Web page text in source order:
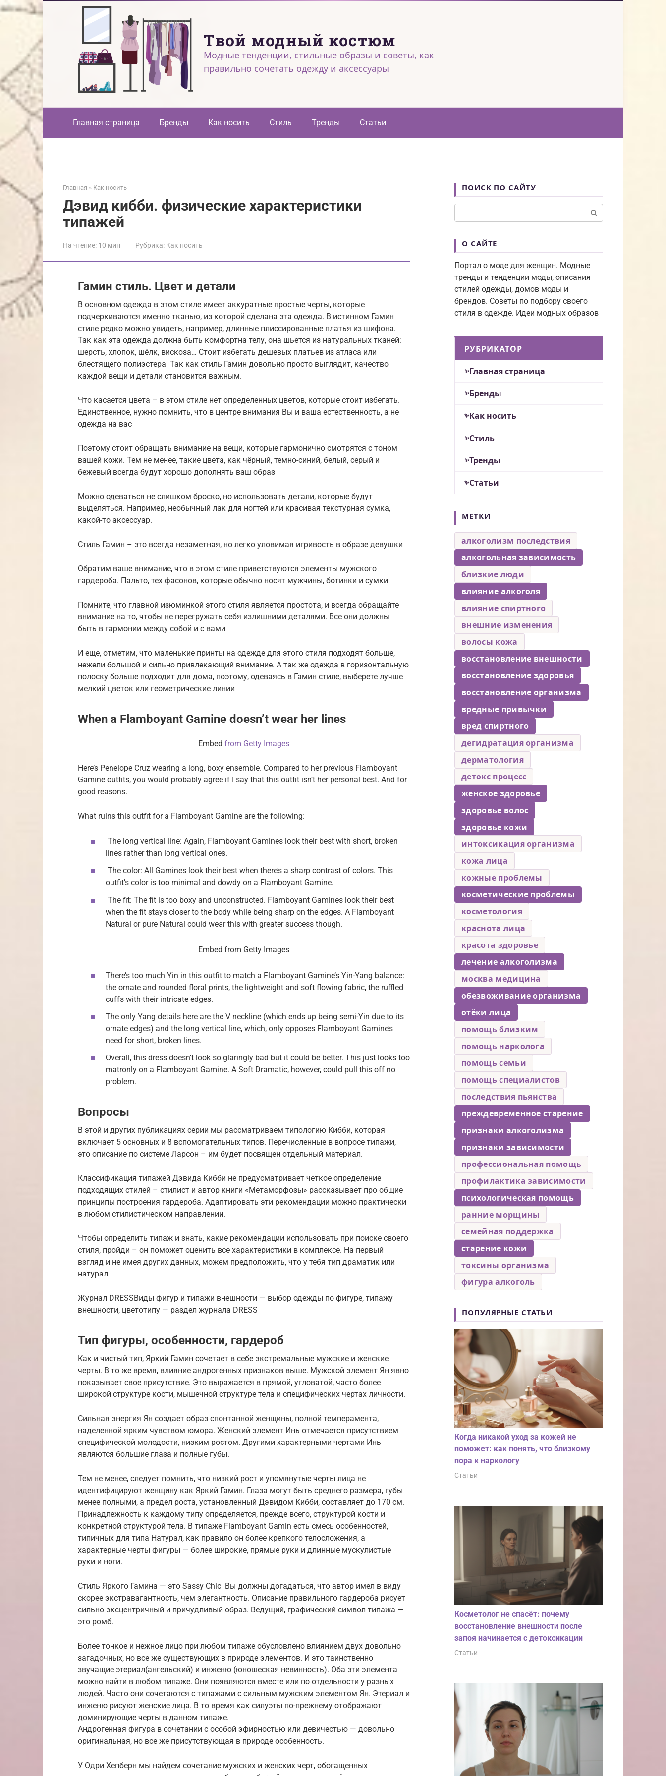
Перейти
Твой модный костюм
Модные тенденции, стильные образы и советы, как
правильно сочетать одежду и аксессуары
Главная страница Бренды Как носить Стиль Тренды Статьи
Главная » Как носить
Дэвид кибби. физические характеристики
типажей
На чтение: 10 мин Рубрика: Как носить
Гамин стиль. Цвет и детали
В основном одежда в этом стиле имеет аккуратные простые черты, которые
подчеркиваются именно тканью, из которой сделана эта одежда. В истинном Гамин
стиле редко можно увидеть, например, длинные плиссированные платья из шифона.
Так как эта одежда должна быть комфортна телу, она шьется из натуральных тканей:
шерсть, хлопок, шёлк, вискоза… Стоит избегать дешевых платьев из атласа или
блестящего полиэстера. Так как стиль Гамин довольно просто выглядит, качество
каждой вещи и детали становится важным.
Что касается цвета – в этом стиле нет определенных цветов, которые стоит избегать.
Единственное, нужно помнить, что в центре внимания Вы и ваша естественность, а не
одежда на вас
Поэтому стоит обращать внимание на вещи, которые гармонично смотрятся с тоном
вашей кожи. Тем не менее, такие цвета, как чёрный, темно-синий, белый, серый и
бежевый всегда будут хорошо дополнять ваш образ
Можно одеваться не слишком броско, но использовать детали, которые будут
выделяться. Например, необычный лак для ногтей или красивая текстурная сумка,
какой-то аксессуар.
Стиль Гамин – это всегда незаметная, но легко уловимая игривость в образе девушки
Обратим ваше внимание, что в этом стиле приветствуются элементы мужского
гардероба. Пальто, тех фасонов, которые обычно носят мужчины, ботинки и сумки
Помните, что главной изюминкой этого стиля является простота, и всегда обращайте
внимание на то, чтобы не перегружать себя излишними деталями. Все они должны
быть в гармонии между собой и с вами
И еще, отметим, что маленькие принты на одежде для этого стиля подходят больше,
нежели большой и сильно привлекающий внимание. А так же одежда в горизонтальную
полоску больше подходит для дома, поэтому, одеваясь в Гамин стиле, выберете лучше
мелкий цветок или геометрические линии
When a Flamboyant Gamine doesn’t wear her lines
Embed from Getty Images
Here’s Penelope Cruz wearing a long, boxy ensemble. Compared to her previous Flamboyant
Gamine outfits, you would probably agree if I say that this outfit isn’t her personal best. And for
good reasons.
What ruins this outfit for a Flamboyant Gamine are the following:
The long vertical line: Again, Flamboyant Gamines look their best with short, broken
lines rather than long vertical ones.
The color: All Gamines look their best when there’s a sharp contrast of colors. This
outfit’s color is too minimal and dowdy on a Flamboyant Gamine.
The fit: The fit is too boxy and unconstructed. Flamboyant Gamines look their best
when the fit stays closer to the body while being sharp on the edges. A Flamboyant
Natural or pure Natural could wear this with greater success though.
Embed from Getty Images
There’s too much Yin in this outfit to match a Flamboyant Gamine’s Yin-Yang balance:
the ornate and rounded floral prints, the lightweight and soft flowing fabric, the ruffled
cuffs with their intricate edges.
The only Yang details here are the V neckline (which ends up being semi-Yin due to its
ornate edges) and the long vertical line, which, only opposes Flamboyant Gamine’s
need for short, broken lines.
Overall, this dress doesn’t look so glaringly bad but it could be better. This just looks too
matronly on a Flamboyant Gamine. A Soft Dramatic, however, could pull this off no
problem.
Вопросы
В этой и других публикациях серии мы рассматриваем типологию Кибби, которая
включает 5 основных и 8 вспомогательных типов. Перечисленные в вопросе типажи,
это описание по системе Ларсон – им будет посвящен отдельный материал.
Классификация типажей Дэвида Кибби не предусматривает четкое определение
подходящих стилей – стилист и автор книги «Метаморфозы» рассказывает про общие
принципы построения гардероба. Адаптировать эти рекомендации можно практически
в любом стилистическом направлении.
Чтобы определить типаж и знать, какие рекомендации использовать при поиске своего
стиля, пройди – он поможет оценить все характеристики в комплексе. На первый
взгляд и не имея других данных, можем предположить, что у тебя тип драматик или
натурал.
Журнал DRESSВиды фигур и типажи внешности — выбор одежды по фигуре, типажу
внешности, цветотипу — раздел журнала DRESS
Тип фигуры, особенности, гардероб
Как и чистый тип, Яркий Гамин сочетает в себе экстремальные мужские и женские
черты. В то же время, влияние андрогенных признаков выше. Мужской элемент Ян явно
показывает свое присутствие. Это выражается в прямой, угловатой, часто более
широкой структуре кости, мышечной структуре тела и специфических чертах личности.
Сильная энергия Ян создает образ спонтанной женщины, полной темперамента,
наделенной ярким чувством юмора. Женский элемент Инь отмечается присутствием
специфической молодости, низким ростом. Другими характерными чертами Инь
являются большие глаза и полные губы.
Тем не менее, следует помнить, что низкий рост и упомянутые черты лица не
идентифицируют женщину как Яркий Гамин. Глаза могут быть среднего размера, губы
менее полными, а предел роста, установленный Дэвидом Кибби, составляет до 170 см.
Принадлежность к каждому типу определяется, прежде всего, структурой кости и
конкретной структурой тела. В типаже Flamboyant Gamin есть смесь особенностей,
типичных для типа Натурал, как правило он более крепкого телосложения, а
характерные черты фигуры — более широкие, прямые руки и длинные мускулистые
руки и ноги.
Стиль Яркого Гамина — это Sassy Chic. Вы должны догадаться, что автор имел в виду
скорее экстравагантность, чем элегантность. Описание правильного гардероба рисует
сильно эксцентричный и причудливый образ. Ведущий, графический символ типажа —
это ромб.
Более тонкое и нежное лицо при любом типаже обусловлено влиянием двух довольно
загадочных, но все же существующих в природе элементов. И это таинственно
звучащие этериал(ангельский) и инженю (юношеская невинность). Оба эти элемента
можно найти в любом типаже. Они появляются вместе или по отдельности у разных
людей. Часто они сочетаются с типажами с сильным мужским элементом Ян. Этериал и
инженю рисуют женские лица. В то время как силуэты по-прежнему отображают
доминирующие черты в данном типаже.
Андрогенная фигура в сочетании с особой эфирностью или девичестью — довольно
оригинальная, но все же присутствующая в природе особенность.
У Одри Хепберн мы найдем сочетание мужских и женских черт, обогащенных
ПОИСК ПО САЙТУ
О САЙТЕ
Портал о моде для женщин. Модные
тренды и тенденции моды, описания
стилей одежды, домов моды и
брендов. Советы по подбору своего
стиля в одежде. Идеи модных образов
РУБРИКАТОР
Главная страница
Бренды
Как носить
Стиль
Тренды
Статьи
МЕТКИ
алкоголизм последствия
алкогольная зависимость
близкие люди
влияние алкоголя
влияние спиртного
внешние изменения
волосы кожа
восстановление внешности
восстановление здоровья
восстановление организма
вредные привычки
вред спиртного
дегидратация организма
дерматология
детокс процесс
женское здоровье
здоровье волос
здоровье кожи
интоксикация организма
кожа лица
кожные проблемы
косметические проблемы
косметология
краснота лица
красота здоровье
лечение алкоголизма
москва медицина
обезвоживание организма
отёки лица
помощь близким
помощь нарколога
помощь семьи
помощь специалистов
последствия пьянства
преждевременное старение
признаки алкоголизма
признаки зависимости
профессиональная помощь
профилактика зависимости
психологическая помощь
ранние морщины
семейная поддержка
старение кожи
токсины организма
фигура алкоголь
ПОПУЛЯРНЫЕ СТАТЬИ
Когда никакой уход за кожей не
поможет: как понять, что близкому
пора к наркологу
Статьи
Косметолог не спасёт: почему
восстановление внешности после
запоя начинается с детоксикации
Статьи